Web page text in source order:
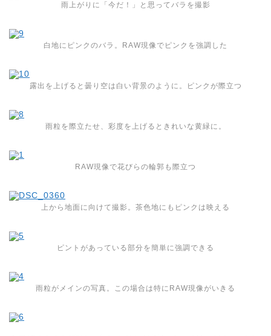
雨上がりに「今だ！」と思ってバラを撮影
白地にピンクのバラ。RAW現像でピンクを強調した
露出を上げると曇り空は白い背景のように。ピンクが際立つ
雨粒を際立たせ、彩度を上げるときれいな黄緑に。
RAW現像で花びらの輪郭も際立つ
上から地面に向けて撮影。茶色地にもピンクは映える
ピントがあっている部分を簡単に強調できる
雨粒がメインの写真。この場合は特にRAW現像がいきる